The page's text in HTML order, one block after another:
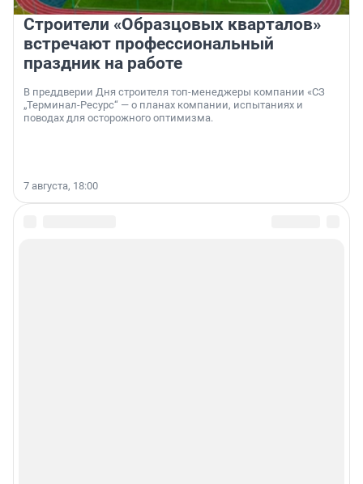
Строители «Образцовых кварталов»
встречают профессиональный
праздник на работе
В преддверии Дня строителя топ-менеджеры компании «СЗ
„Терминал-Ресурс“ — о планах компании, испытаниях и
поводах для осторожного оптимизма.
7 августа, 18:00